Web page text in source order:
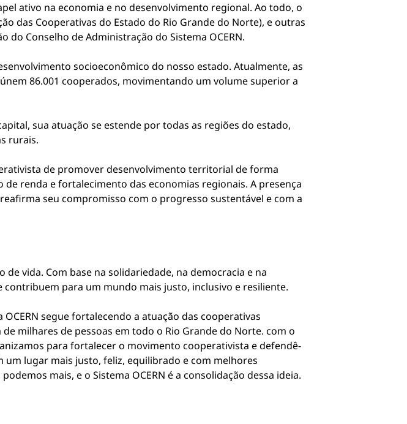
ativo na economia e no desenvolvimento regional. Ao todo, o
das Cooperativas do Estado do Rio Grande do Norte), e outras
Conselho de Administração do Sistema OCERN.
socioeconômico do nosso estado. Atualmente, as
86.001 cooperados, movimentando um volume superior a
sua atuação se estende por todas as regiões do estado,
rurais.
de promover desenvolvimento territorial de forma
renda e fortalecimento das economias regionais. A presença
seu compromisso com o progresso sustentável e com a
vida. Com base na solidariedade, na democracia e na
para um mundo mais justo, inclusivo e resiliente.
segue fortalecendo a atuação das cooperativas
milhares de pessoas em todo o Rio Grande do Norte. com o
para fortalecer o movimento cooperativista e defendê-
lugar mais justo, feliz, equilibrado e com melhores
mais, e o Sistema OCERN é a consolidação dessa ideia.